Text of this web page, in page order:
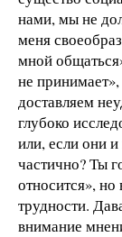
нами, мы не
меня
мной
не принимает»,
доставляем
глубоко
или, если они
частично? Ты
относится»,
трудности.
внимание